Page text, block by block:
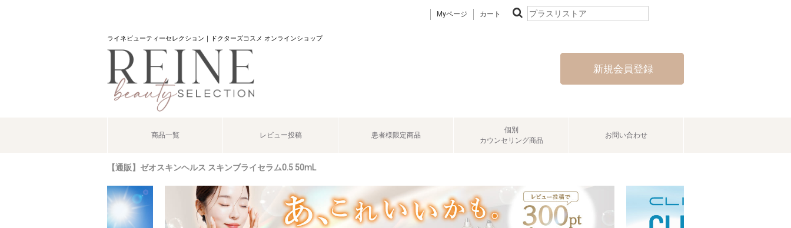
Myページ カート
ライネビューティーセレクション｜ドクターズコスメ オンラインショップ
新規会員登録
商品一覧 レビュー投稿 患者様限定商品
個別
カウンセリング商品
お問い合わせ
【通販】ゼオスキンヘルス スキンブライセラム0.5 50mL